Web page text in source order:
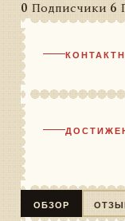
0 Подписчики 6
ОБЗОР